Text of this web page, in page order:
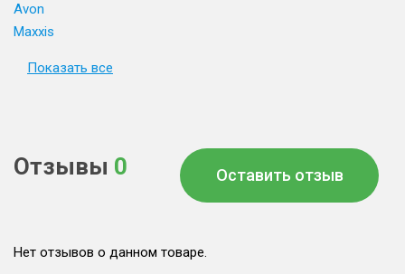
Avon
Maxxis
Показать все
Отзывы 0 Оставить отзыв
Нет отзывов о данном товаре.